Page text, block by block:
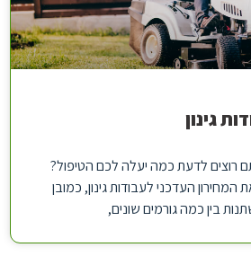
גינון
רוצים לדעת כמה יעלה לכם הטיפול?
המחירון העדכני לעבודות גינון, כמובן
בין כמה גורמים שונים,